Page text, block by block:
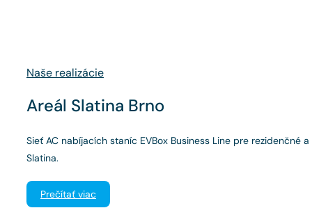
Naše realizácie
Areál Slatina Brno
Sieť AC nabíjacích staníc EVBox Business Line pre rezidenčné
Slatina.
Prečítať viac